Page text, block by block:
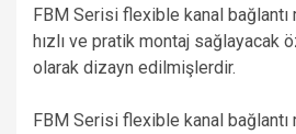
FBM Serisi flexible kanal bağlantı
hızlı ve pratik montaj sağlayacak
olarak dizayn edilmişlerdir.
FBM Serisi flexible kanal bağlantı